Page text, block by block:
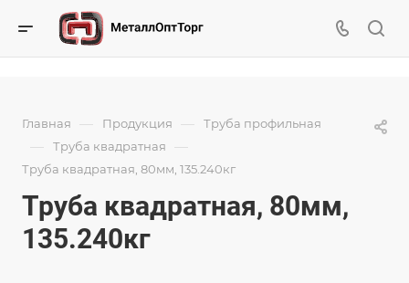
Главная — Продукция — Труба профильная
— Труба квадратная —
Труба квадратная, 80мм, 135.240кг
Труба квадратная, 80мм,
135.240кг